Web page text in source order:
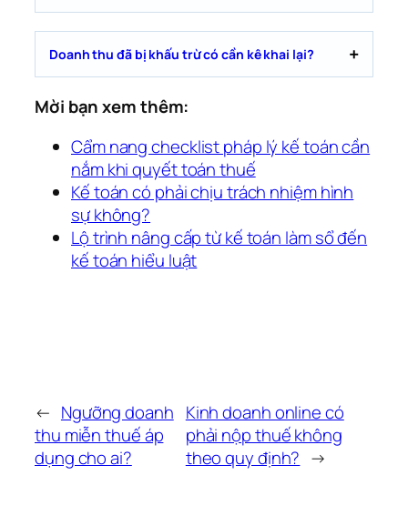
Doanh thu đã bị khấu trừ có cần kê khai lại?
Mời bạn xem thêm:
Cẩm nang checklist pháp lý kế toán cần
nắm khi quyết toán thuế
Kế toán có phải chịu trách nhiệm hình
sự không?
Lộ trình nâng cấp từ kế toán làm sổ đến
kế toán hiểu luật
← Ngưỡng doanh
thu miễn thuế áp
dụng cho ai?
Kinh doanh online có
phải nộp thuế không
theo quy định? →